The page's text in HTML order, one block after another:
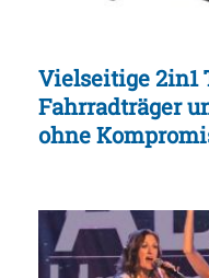
Vielseitige 2in1
Fahrradträger
ohne